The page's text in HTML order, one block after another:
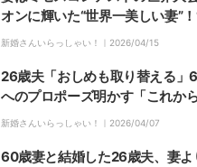
オンに輝いた“世界一美しい妻”
再会で再び燃え上がり…
新婚さんいらっしゃい！｜ 2026/04/15
26歳夫「おしめも取り替える」
へのプロポーズ明かす「これか
見る」
新婚さんいらっしゃい！｜ 2026/04/07
60歳妻と結婚した26歳夫、妻よ